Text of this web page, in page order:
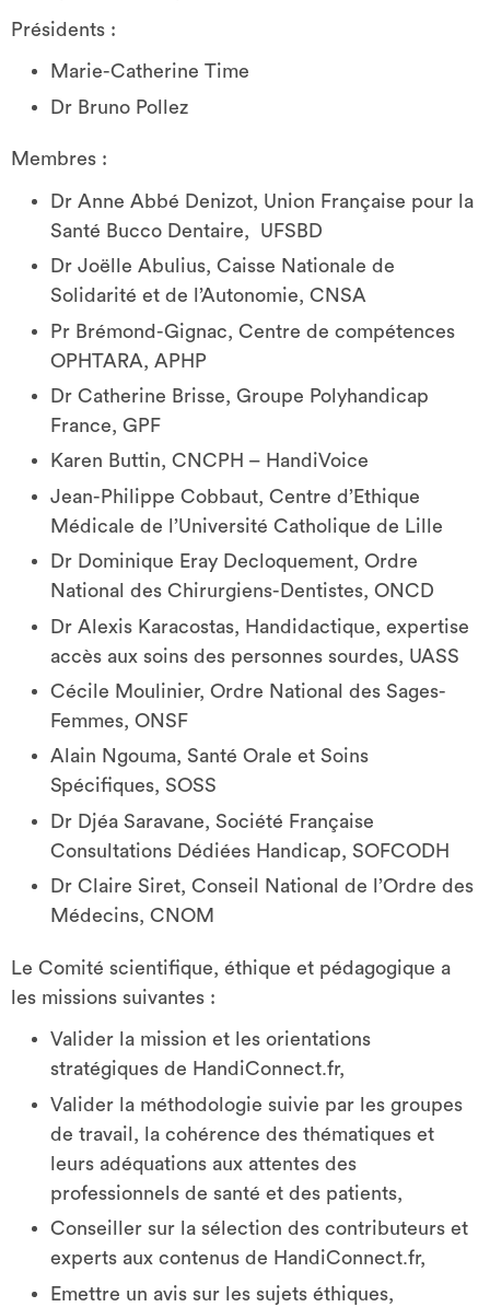
Présidents :
Marie-Catherine Time
Dr Bruno Pollez
Membres :
Dr Anne Abbé Denizot, Union Française pour la
Santé Bucco Dentaire, UFSBD
Dr Joëlle Abulius, Caisse Nationale de
Solidarité et de l’Autonomie, CNSA
Pr Brémond-Gignac, Centre de compétences
OPHTARA, APHP
Dr Catherine Brisse, Groupe Polyhandicap
France, GPF
Karen Buttin, CNCPH – HandiVoice
Jean-Philippe Cobbaut, Centre d’Ethique
Médicale de l’Université Catholique de Lille
Dr Dominique Eray Decloquement, Ordre
National des Chirurgiens-Dentistes, ONCD
Dr Alexis Karacostas, Handidactique, expertise
accès aux soins des personnes sourdes, UASS
Cécile Moulinier, Ordre National des Sages-
Femmes, ONSF
Alain Ngouma, Santé Orale et Soins
Spécifiques, SOSS
Dr Djéa Saravane, Société Française
Consultations Dédiées Handicap, SOFCODH
Dr Claire Siret, Conseil National de l’Ordre des
Médecins, CNOM
Le Comité scientifique, éthique et pédagogique a
les missions suivantes :
Valider la mission et les orientations
stratégiques de HandiConnect.fr,
Valider la méthodologie suivie par les groupes
de travail, la cohérence des thématiques et
leurs adéquations aux attentes des
professionnels de santé et des patients,
Conseiller sur la sélection des contributeurs et
experts aux contenus de HandiConnect.fr,
Emettre un avis sur les sujets éthiques,